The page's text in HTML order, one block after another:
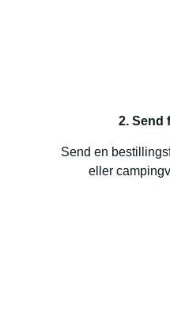
2. Send
Send en
eller